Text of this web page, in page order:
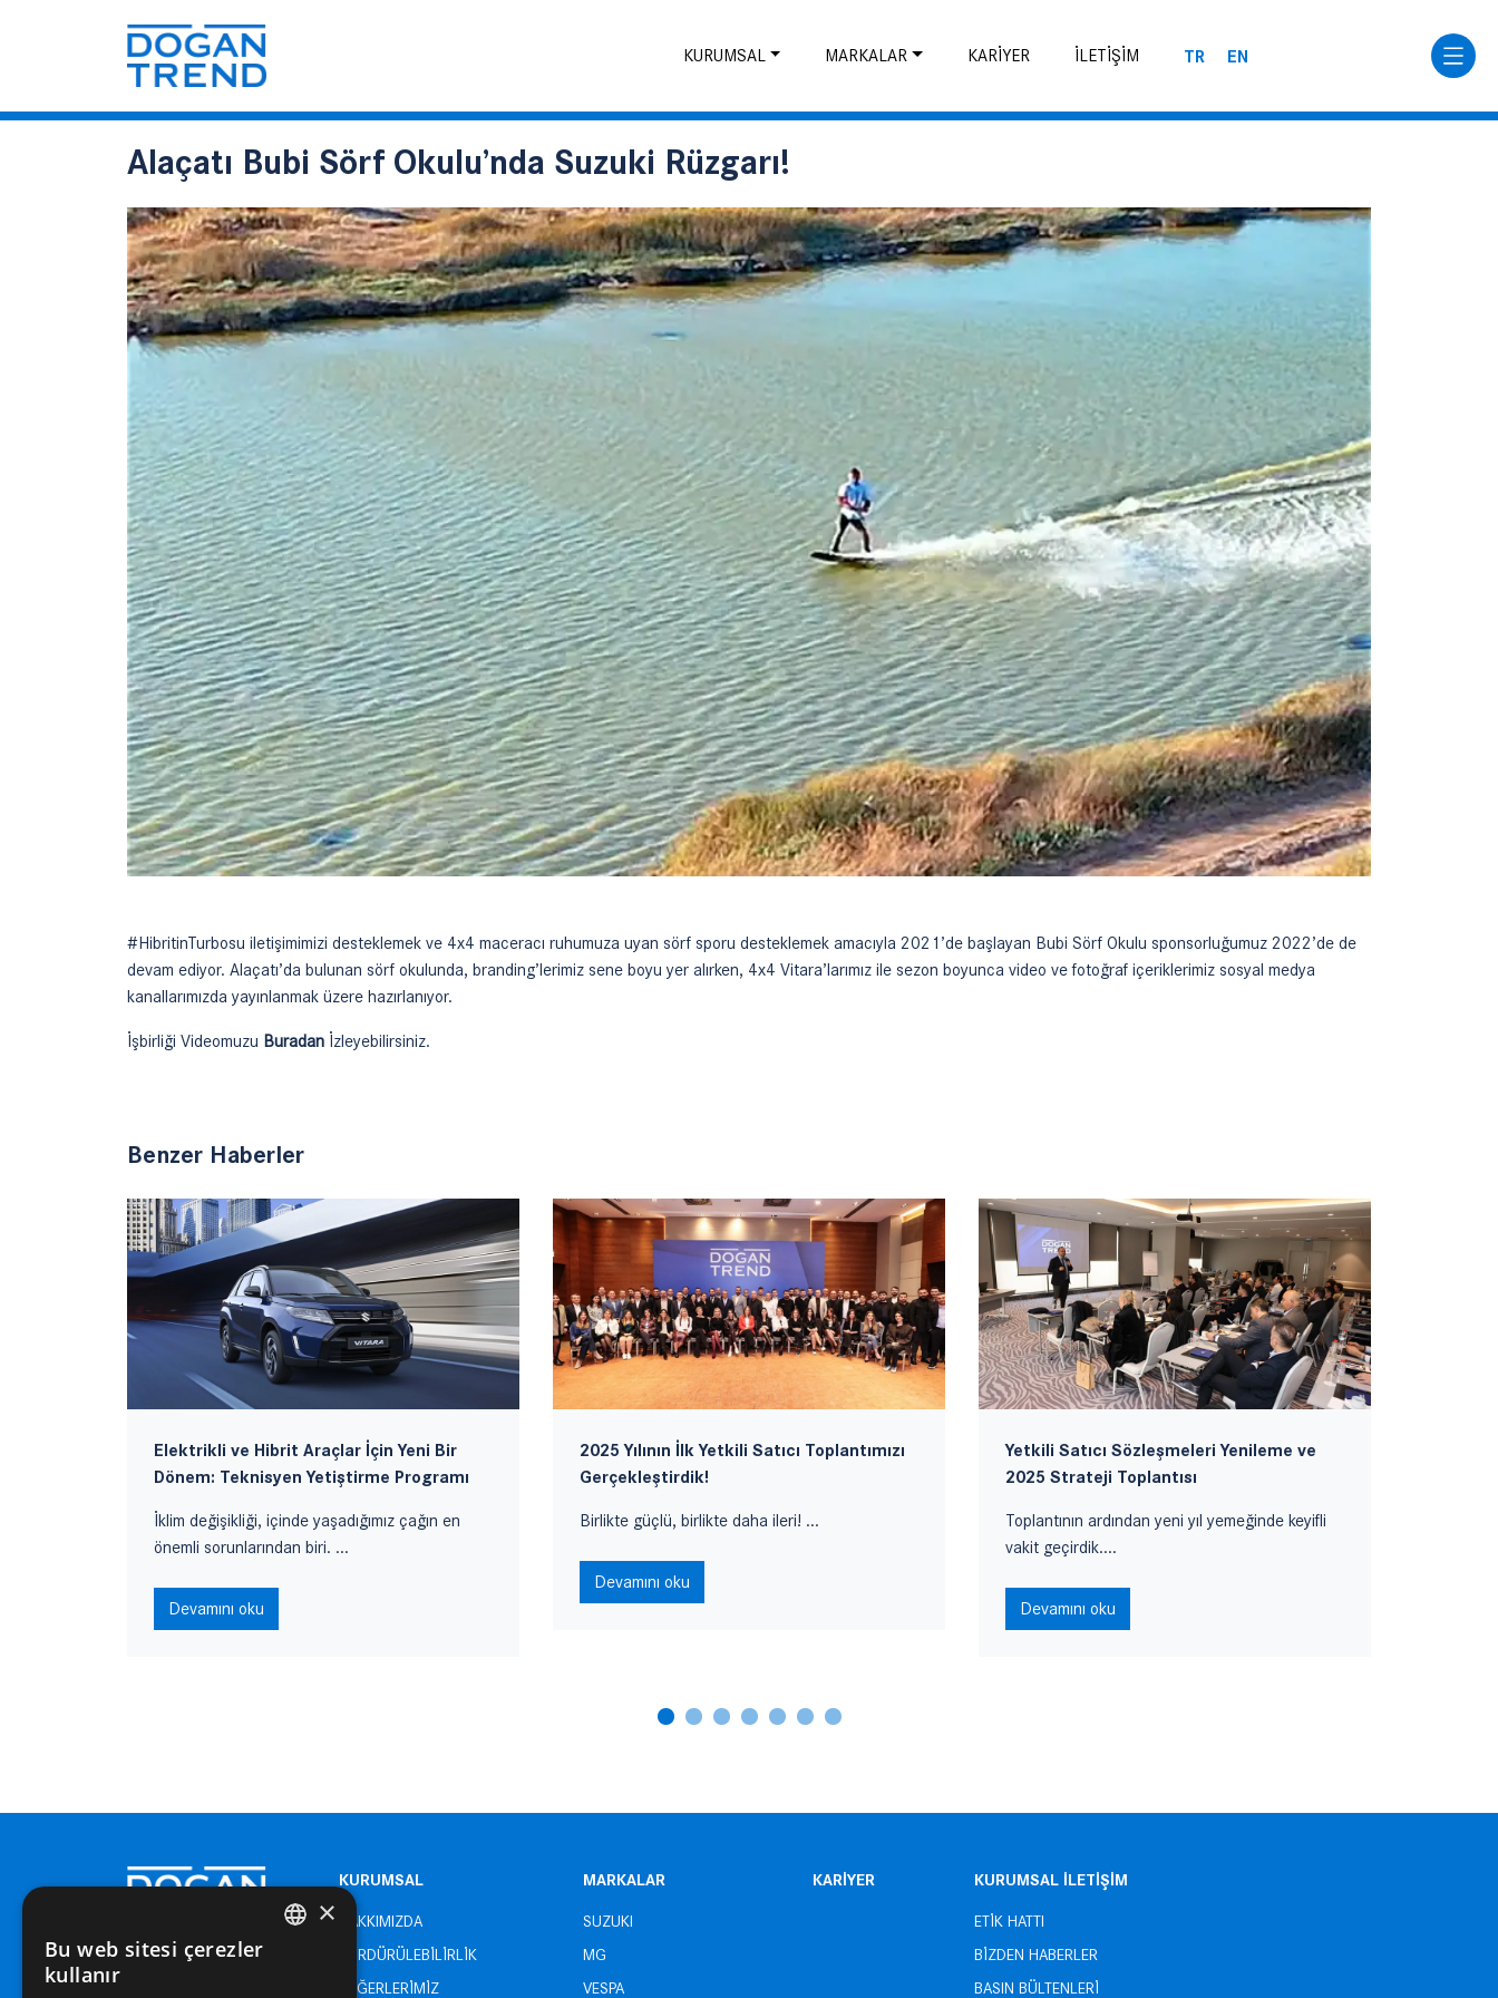
KURUMSAL MARKALAR KARİYER İLETİŞİM TR EN
Alaçatı Bubi Sörf Okulu’nda Suzuki Rüzgarı!
#HibritinTurbosu iletişimimizi desteklemek ve 4x4 maceracı ruhumuza uyan sörf sporu desteklemek amacıyla 2021’de başlayan Bubi Sörf Okulu sponsorluğumuz 2022’de de
devam ediyor. Alaçatı’da bulunan sörf okulunda, branding’lerimiz sene boyu yer alırken, 4x4 Vitara’larımız ile sezon boyunca video ve fotoğraf içeriklerimiz sosyal medya
kanallarımızda yayınlanmak üzere hazırlanıyor.
İşbirliği Videomuzu Buradan İzleyebilirsiniz.
Benzer Haberler
Elektrikli ve Hibrit Araçlar İçin Yeni Bir
Dönem: Teknisyen Yetiştirme Programı
İklim değişikliği, içinde yaşadığımız çağın en
önemli sorunlarından biri. ...
Devamını oku
2025 Yılının İlk Yetkili Satıcı Toplantımızı
Gerçekleştirdik!
Birlikte güçlü, birlikte daha ileri! ...
Devamını oku
Yetkili Satıcı Sözleşmeleri Yenileme ve
2025 Strateji Toplantısı
Toplantının ardından yeni yıl yemeğinde keyifli
vakit geçirdik....
Devamını oku
KURUMSAL
HAKKIMIZDA
SÜRDÜRÜLEBİLİRLİK
DEĞERLERİMİZ
MARKALAR
SUZUKI
MG
VESPA
KARİYER KURUMSAL İLETİŞİM
ETİK HATTI
BİZDEN HABERLER
BASIN BÜLTENLERİ
×
Bu web sitesi çerezler
kullanır